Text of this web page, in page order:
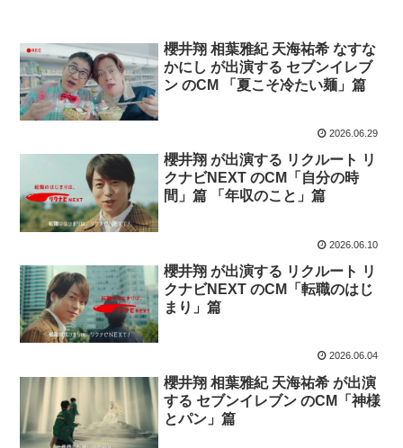
櫻井翔 相葉雅紀 天海祐希 なすな
かにし が出演する セブンイレブ
ン のCM 「夏こそ冷たい麺」篇
2026.06.29
櫻井翔 が出演する リクルート リ
クナビNEXT のCM「自分の時
間」篇 「年収のこと」篇
2026.06.10
櫻井翔 が出演する リクルート リ
クナビNEXT のCM「転職のはじ
まり」篇
2026.06.04
櫻井翔 相葉雅紀 天海祐希 が出演
する セブンイレブン のCM「神様
とパン」篇